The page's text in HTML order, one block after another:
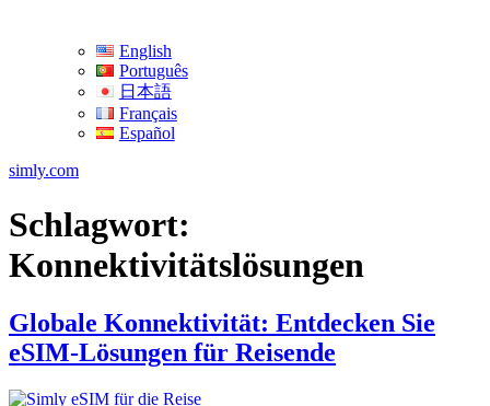
English
Português
日本語
Français
Español
simly.com
Schlagwort:
Konnektivitätslösungen
Globale Konnektivität: Entdecken Sie
eSIM-Lösungen für Reisende